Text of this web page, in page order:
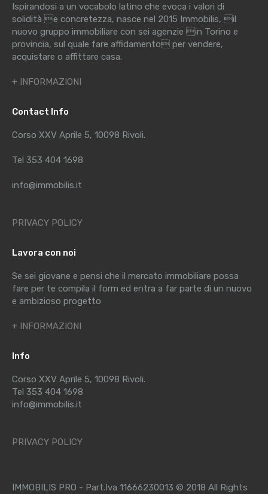
Ispirandosi a un vocabolo latino che evoca i valori di
solidità e concretezza, nasce nel 2015 Immobilis, il
nuovo gruppo immobiliare con sei agenzie in Torino e
provincia, sul quale fare affidamento per vendere,
acquistare o affittare casa.
+ INFORMAZIONI
Contact Info
Corso XXV Aprile 5, 10098 Rivoli.
Tel 353 404 1698
info@immobilis.it
PRIVACY POLICY
Lavora con noi
Se sei giovane e pensi che il mercato immobiliare possa
fare per te compila il form ed entra a far parte di un nuovo
e ambizioso progetto
+ INFORMAZIONI
Info
Corso XXV Aprile 5, 10098 Rivoli.
Tel 353 404 1698
info@immobilis.it
PRIVACY POLICY
IMMOBILIS PRO - Part.Iva 11666230013 © 2018 All Rights